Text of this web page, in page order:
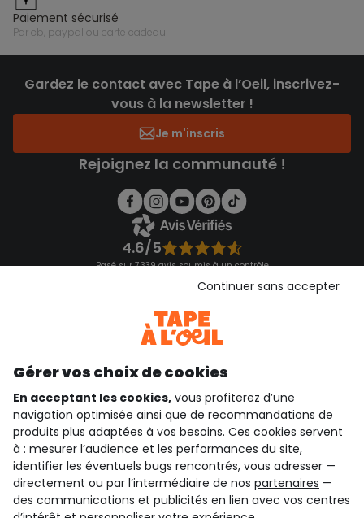
paiement sécurisé
par cb, paypal ou carte cadeau
Gardez le contact avec Tape à l’Oeil, inscrivez-
vous à la newsletter !
Je m'inscris
Rejoignez la communauté !
4.6/5
Basé sur 7 339 avis soumis à un contrôle
Consulter les CGU
qui sommes-nous ?
besoin d'aide ?
le club fidélité
Gérer vos choix de cookies
En acceptant les cookies, vous profiterez d’une
navigation optimisée ainsi que de recommandations de
produits plus adaptées à vos besoins. Ces cookies servent
à : mesurer l’audience et les performances du site,
identifier les éventuels bugs rencontrés, vous adresser —
directement ou par l’intermédiaire de nos partenaires —
des communications et publicités en lien avec vos centres
Continuer sans accepter